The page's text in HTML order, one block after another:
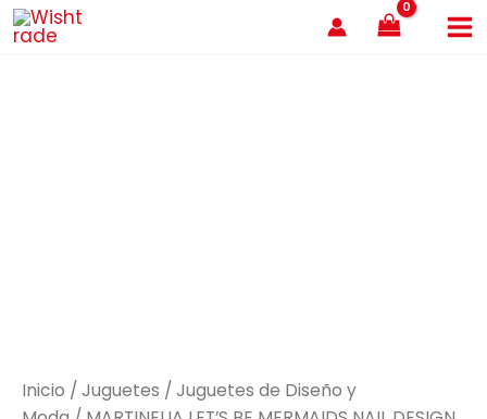
al
Inicio / Juguetes / Juguetes de Diseño y